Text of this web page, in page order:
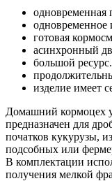
одновременная
одновременное
готовая
асинхронный
большой ресурс.
изделие имеет
Домашний кормоцех
предназначен для
початков кукурузы,
подсобных или
В комплектации
получения мелкой